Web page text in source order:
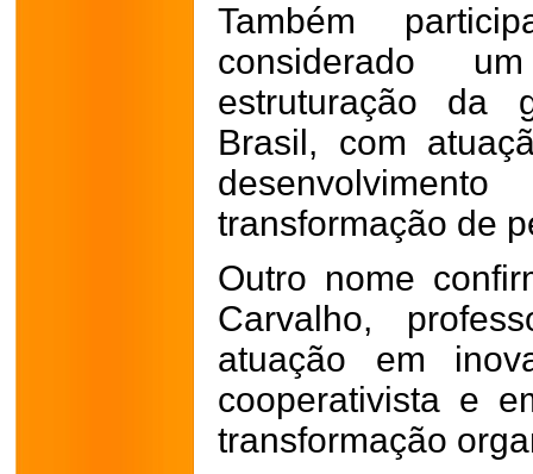
Também
considerado
estruturação da
Brasil, com
transformação de
Outro nome
Carvalho,
atuação em
cooperativista e
transformação